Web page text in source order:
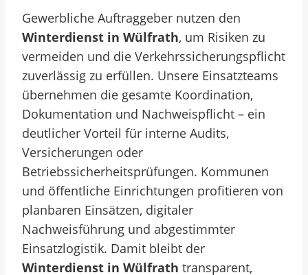
Gewerbliche Auftraggeber nutzen den
Winterdienst in Wülfrath, um Risiken zu
vermeiden und die Verkehrssicherungspflicht
zuverlässig zu erfüllen. Unsere Einsatzteams
übernehmen die gesamte Koordination,
Dokumentation und Nachweispflicht – ein
deutlicher Vorteil für interne Audits,
Versicherungen oder
Betriebssicherheitsprüfungen. Kommunen
und öffentliche Einrichtungen profitieren von
planbaren Einsätzen, digitaler
Nachweisführung und abgestimmter
Einsatzlogistik. Damit bleibt der
Winterdienst in Wülfrath transparent,